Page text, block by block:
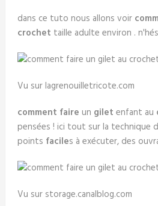
dans ce tuto nous allons voir
crochet taille adulte environ .
Vu sur lagrenouilletricote.com
comment faire un gilet enfant au
pensées ! ici tout sur la technique
points faciles à exécuter, des
Vu sur storage.canalblog.com